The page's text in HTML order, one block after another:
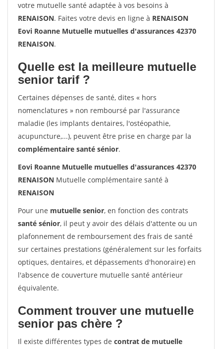
votre mutuelle santé adaptée à vos besoins à
RENAISON. Faites votre devis en ligne à RENAISON
Eovi Roanne Mutuelle mutuelles d'assurances 42370
RENAISON.
Quelle est la meilleure mutuelle
senior tarif ?
Certaines dépenses de santé, dites « hors
nomenclatures » non remboursé par l'assurance
maladie (les implants dentaires, l'ostéopathie,
acupuncture,...), peuvent être prise en charge par la
complémentaire santé sénior.
Eovi Roanne Mutuelle mutuelles d'assurances 42370
RENAISON Mutuelle complémentaire santé à
RENAISON
Pour une mutuelle senior, en fonction des contrats
santé sénior, il peut y avoir des délais d'attente ou un
plafonnement de remboursement des frais de santé
sur certaines prestations (généralement sur les forfaits
optiques, dentaires, et dépassements d'honoraire) en
l'absence de couverture mutuelle santé antérieur
équivalente.
Comment trouver une mutuelle
senior pas chère ?
Il existe différentes types de contrat de mutuelle